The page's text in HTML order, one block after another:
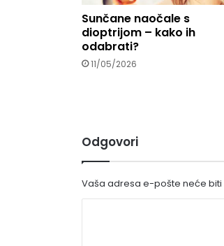
Sunčane naočale s
dioptrijom – kako ih
odabrati?
11/05/2026
Odgovori
Vaša adresa e-pošte neće biti